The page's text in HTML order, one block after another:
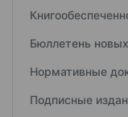
Бюллетень
Нормативные
Подписные